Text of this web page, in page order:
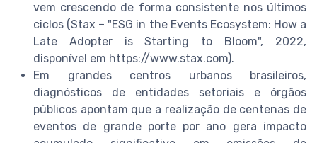
vem crescendo de forma consistente nos últimos
ciclos (Stax – "ESG in the Events Ecosystem: How a
Late Adopter is Starting to Bloom", 2022,
disponível em https://www.stax.com).
Em grandes centros urbanos brasileiros,
diagnósticos de entidades setoriais e órgãos
públicos apontam que a realização de centenas de
eventos de grande porte por ano gera impacto